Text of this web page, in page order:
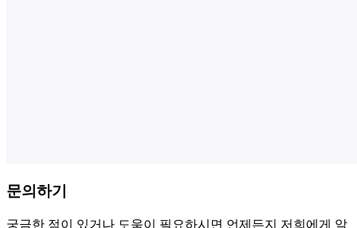
문의하기
궁금한 점이 있거나 도움이 필요하시면 언제든지 저희에게 알